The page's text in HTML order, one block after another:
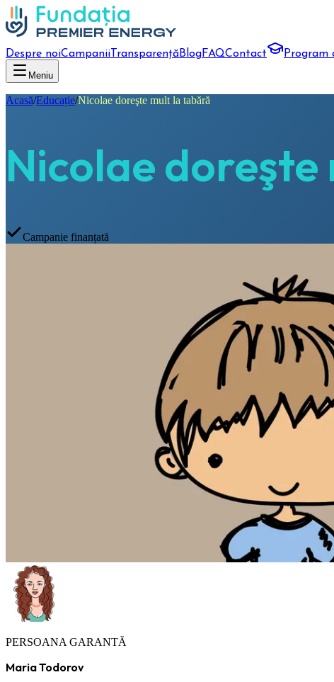
Despre noiCampanii TransparențăBlogFAQContact Program
Meniu
Acasă/Educație/Nicolae doreşte mult la tabără
Nicolae
Campanie finanțată
PERSOANA GARANTĂ
Maria Todorov